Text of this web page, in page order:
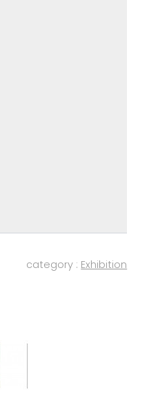
I Z GWARANCJĄ
category : Exhibition